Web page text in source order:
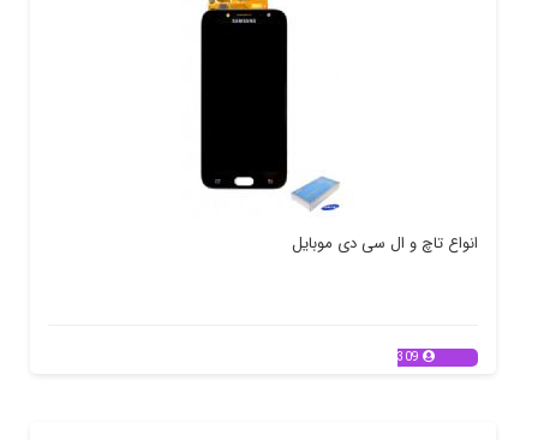
انواع تاچ و ال سی دی موبایل
309